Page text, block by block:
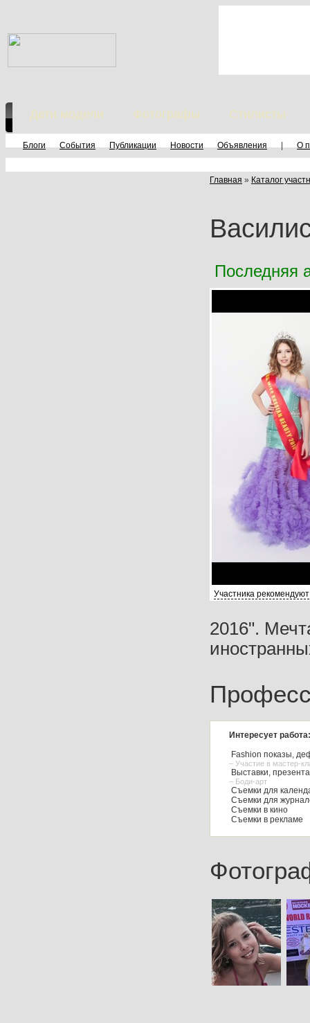
Дети модели Фотографы Стилисты
Блоги События Публикации Новости Объявления | О
Главная » Каталог
Последняя
Участника рекомендуют
2016".
Интересует работа:
Fashion показы,
– Участие в мастер-
Выставки,
– Боди-арт
Съемки для
Съемки для
Съемки в кино
Съемки в рекламе